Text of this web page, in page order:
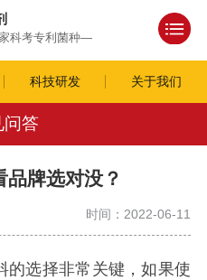
科考专利菌种—
科技研发 关于我们
问答
牌选对没？
时间：2022-06-11
的选择非常关键，如果使